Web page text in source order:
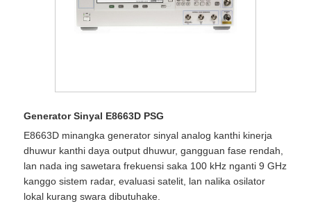
Generator Sinyal E8663D PSG
E8663D minangka generator sinyal analog kanthi kinerja
dhuwur kanthi daya output dhuwur, gangguan fase rendah,
lan nada ing sawetara frekuensi saka 100 kHz nganti 9 GHz
kanggo sistem radar, evaluasi satelit, lan nalika osilator
lokal kurang swara dibutuhake.